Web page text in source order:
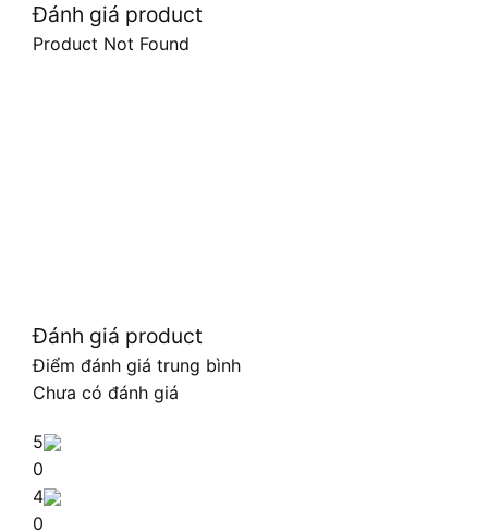
Đánh giá product
Product Not Found
Đánh giá product
Điểm đánh giá trung bình
Chưa có đánh giá
5
0
4
0